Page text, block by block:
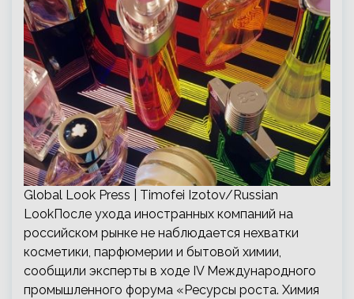
Global Look Press | Timofei Izotov/Russian
LookПосле ухода иностранных компаний на
российском рынке не наблюдается нехватки
косметики, парфюмерии и бытовой химии,
сообщили эксперты в ходе IV Международного
промышленного форума «Ресурсы роста. Химия